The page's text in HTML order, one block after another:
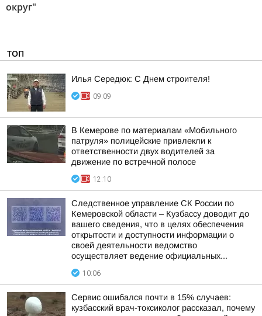
округ"
ТОП
Илья Середюк: С Днем строителя!
09:09
В Кемерове по материалам «Мобильного
патруля» полицейские привлекли к
ответственности двух водителей за
движение по встречной полосе
12:10
Следственное управление СК России по
Кемеровской области – Кузбассу доводит до
вашего сведения, что в целях обеспечения
открытости и доступности информации о
своей деятельности ведомство
осуществляет ведение официальных...
10:06
Сервис ошибался почти в 15% случаев:
кузбасский врач-токсиколог рассказал, почему